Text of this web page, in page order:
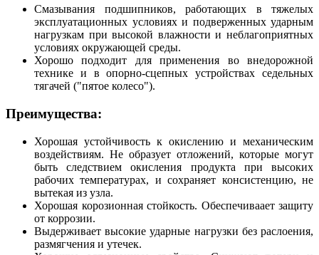
Смазывания подшипников, работающих в тяжелых
эксплуатационных условиях и подверженных ударным
нагрузкам при высокой влажности и неблагоприятных
условиях окружающей среды.
Хорошо подходит для применения во внедорожной
технике и в опорно-сцепных устройствах седельных
тягачей ("пятое колесо").
Преимущества:
Хорошая устойчивость к окислению и механическим
воздействиям. Не образует отложений, которые могут
быть следствием окисления продукта при высоких
рабочих температурах, и сохраняет консистенцию, не
вытекая из узла.
Хорошая корозионная стойкость. Обеспечиваает защиту
от коррозии.
Выдерживает высокие ударные нагрузки без раслоения,
размягчения и утечек.